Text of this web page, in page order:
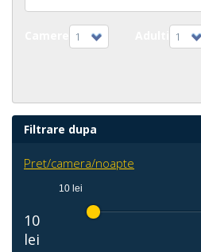
1 1
Filtrare dupa
Pret/camera/noapte
10
lei
10 lei